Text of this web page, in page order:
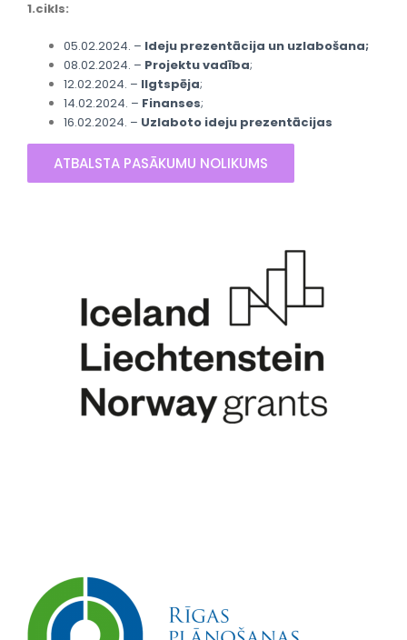
1.cikls:
05.02.2024. – Ideju prezentācija un uzlabošana;
08.02.2024. – Projektu vadība;
12.02.2024. – Ilgtspēja;
14.02.2024. – Finanses;
16.02.2024. – Uzlaboto ideju prezentācijas
ATBALSTA PASĀKUMU NOLIKUMS